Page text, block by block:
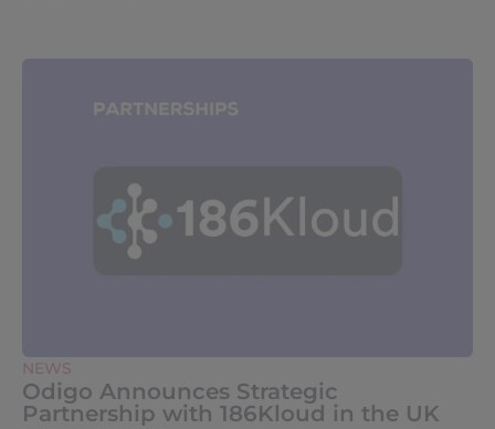
NEWS
Odigo Announces Strategic
Partnership with 186Kloud in the UK